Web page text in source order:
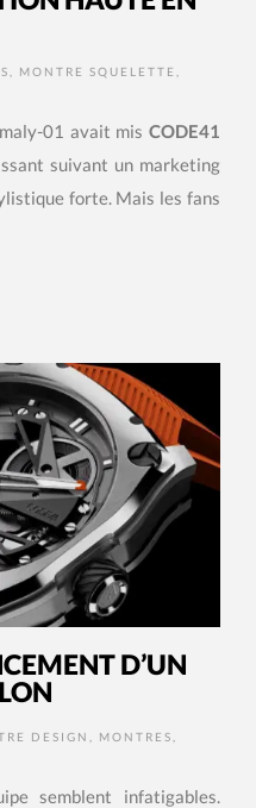
MONTRE SQUELETTE
01 avait mis CODE41
suivant un marketing
forte. Mais les fans
D’UN
DESIGN MONTRES
semblent infatigables.